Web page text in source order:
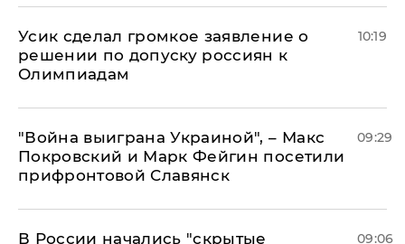
Усик сделал громкое заявление о
решении по допуску россиян к
Олимпиадам
10:19
"Война выиграна Украиной", – Макс
Покровский и Марк Фейгин посетили
прифронтовой Славянск
09:29
В России начались "скрытые 09:06